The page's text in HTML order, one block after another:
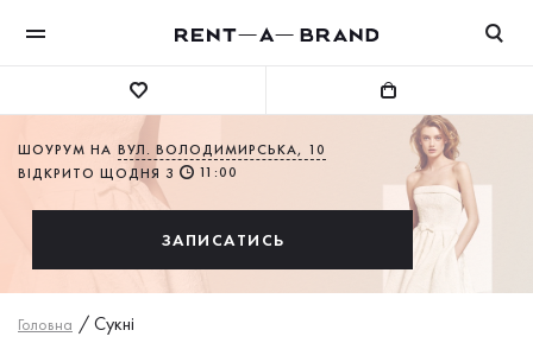
ШОУРУМ НА ВУЛ. ВОЛОДИМИРСЬКА, 10
ВІДКРИТО ЩОДНЯ З
11:00
ЗАПИСАТИСЬ
Головна /Сукнi